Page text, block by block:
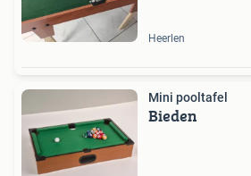
Heerlen
Mini pooltafel
Bieden